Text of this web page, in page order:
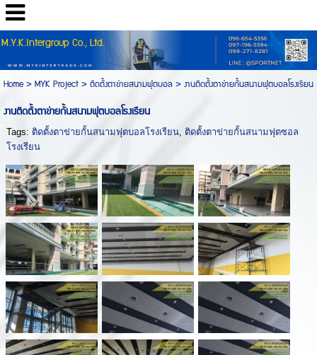
M.Y.K.Intergroup Co., Ltd.
Home>MYK Project>ติดตั้งตาข่ายสนามฟุตบอล>งานติดตั้งตาข่ายกั้นสนามฟุตบอลโรงเรียน
งานติดตั้งตาข่ายกั้นสนามฟุตบอลโรงเรียน
Tags: ติดตั้งตาข่ายกั้นสนามฟุตบอลโรงเรียน, ติดตั้งตาข่ายกั้นสนามฟุตซอล
โรงเรียน